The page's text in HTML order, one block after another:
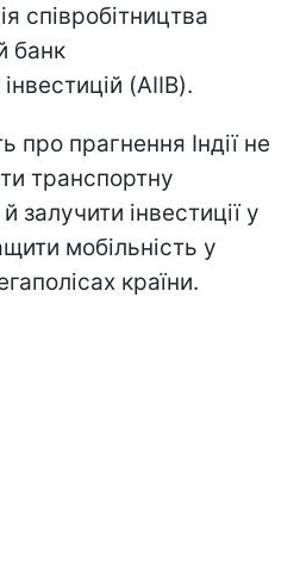
співробітництва
банк
(AIIB).
про прагнення Індії не
транспортну
залучити інвестиції у
мобільність у
країни.